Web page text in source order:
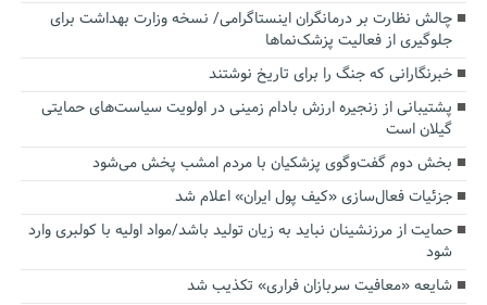
چالش نظارت بر درمانگران اینستاگرامی/ نسخه وزارت بهداشت برای
جلوگیری از فعالیت پزشک‌نماها
خبرنگارانی که جنگ را برای تاریخ نوشتند
پشتیبانی از زنجیره ارزش بادام زمینی در اولویت سیاست‌های حمایتی
گیلان است
بخش دوم گفت‌وگوی پزشکیان با مردم امشب پخش می‌شود
جزئیات فعال‌سازی «کیف پول ایران» اعلام شد
حمایت از مرزنشینان نباید به زیان تولید باشد/مواد اولیه با کولبری وارد
شود
شایعه «معافیت سربازان فراری» تکذیب شد